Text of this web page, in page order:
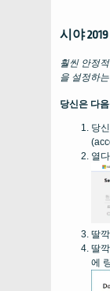
시야
훨씬 안정
을 설정하
당신은 다
당
열
딸
딸
에